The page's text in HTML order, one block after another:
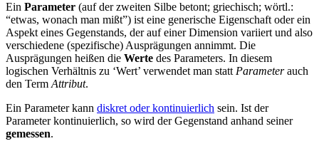
Ein Parameter (auf der zweiten Silbe betont; griechisch; wörtl.:
“etwas, wonach man mißt”) ist eine generische Eigenschaft oder ein
Aspekt eines Gegenstands, der auf einer Dimension variiert und also
verschiedene (spezifische) Ausprägungen annimmt. Die
Ausprägungen heißen die Werte des Parameters. In diesem
logischen Verhältnis zu ‘Wert’ verwendet man statt Parameterauch
den Term Attribut.
Ein Parameter kann diskret oder kontinuierlich sein. Ist der
Parameter kontinuierlich, so wird der Gegenstand anhand seiner
gemessen.